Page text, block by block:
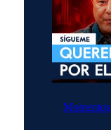
Momentos